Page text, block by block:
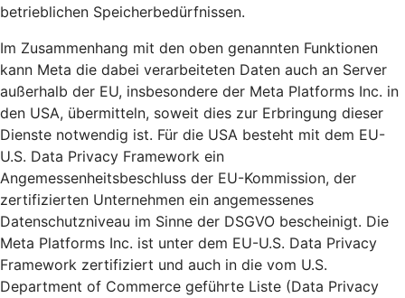
betrieblichen Speicherbedürfnissen.
Im Zusammenhang mit den oben genannten Funktionen
kann Meta die dabei verarbeiteten Daten auch an Server
außerhalb der EU, insbesondere der Meta Platforms Inc. in
den USA, übermitteln, soweit dies zur Erbringung dieser
Dienste notwendig ist. Für die USA besteht mit dem EU-
U.S. Data Privacy Framework ein
Angemessenheitsbeschluss der EU-Kommission, der
zertifizierten Unternehmen ein angemessenes
Datenschutzniveau im Sinne der DSGVO bescheinigt. Die
Meta Platforms Inc. ist unter dem EU-U.S. Data Privacy
Framework zertifiziert und auch in die vom U.S.
Department of Commerce geführte Liste (Data Privacy